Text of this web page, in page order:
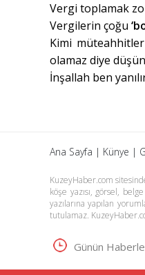
Vergi toplamak
Vergilerin çoğu
Kimi
olamaz diye
İnşallah ben
Ana Sayfa | Künye |
KuzeyHaber.com
köşe yazısı, görsel,
yazılarına yapılan
tutulamaz.
Günün